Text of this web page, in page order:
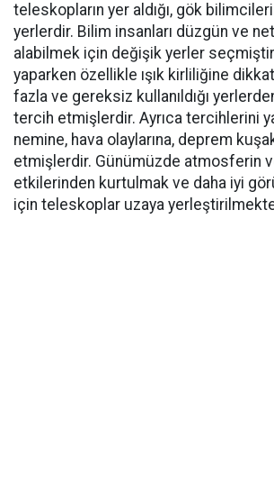
teleskopların yer aldığı, gök
yerlerdir. Bilim insanları düzgün ve
alabilmek için değişik yerler
yaparken özellikle ışık kirliliğine dikkat
fazla ve gereksiz kullanıldığı
tercih etmişlerdir. Ayrıca tercihlerini
nemine, hava olaylarına, deprem
etmişlerdir. Günümüzde atmosferin
etkilerinden kurtulmak ve daha iyi
için teleskoplar uzaya